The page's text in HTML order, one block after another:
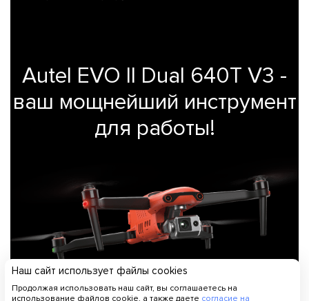
Autel EVO II Dual 640T V3 -
ваш мощнейший инструмент
для работы!
Наш сайт использует файлы cookies
Продолжая использовать наш сайт, вы соглашаетесь на
использование файлов cookie, а также даете согласие на